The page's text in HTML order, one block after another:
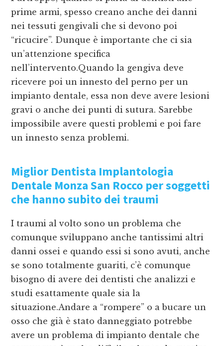
prime armi, spesso creano anche dei danni
nei tessuti gengivali che si devono poi
“ricucire”. Dunque è importante che ci sia
un’attenzione specifica
nell’intervento.Quando la gengiva deve
ricevere poi un innesto del perno per un
impianto dentale, essa non deve avere lesioni
gravi o anche dei punti di sutura. Sarebbe
impossibile avere questi problemi e poi fare
un innesto senza problemi.
Miglior Dentista Implantologia
Dentale Monza San Rocco per soggetti
che hanno subito dei traumi
I traumi al volto sono un problema che
comunque sviluppano anche tantissimi altri
danni ossei e quando essi si sono avuti, anche
se sono totalmente guariti, c’è comunque
bisogno di avere dei dentisti che analizzi e
studi esattamente quale sia la
situazione.Andare a “rompere” o a bucare un
osso che già è stato danneggiato potrebbe
avere un problema di impianto dentale che